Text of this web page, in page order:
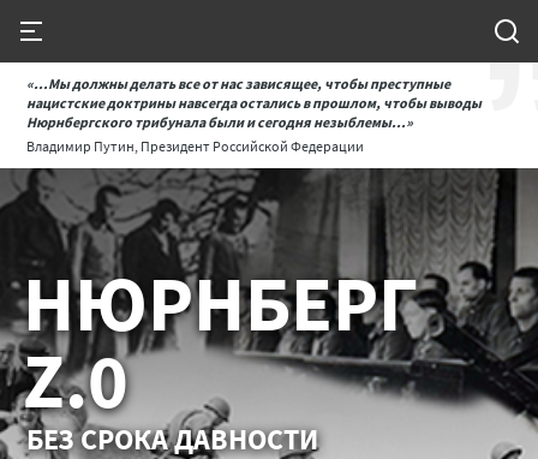
«...Мы должны делать все от нас зависящее, чтобы преступные
нацистские доктрины навсегда остались в прошлом, чтобы выводы
Нюрнбергского трибунала были и сегодня незыблемы...»
Владимир Путин, Президент Российской Федерации
НЮРНБЕРГ
Z.0
БЕЗ СРОКА ДАВНОСТИ